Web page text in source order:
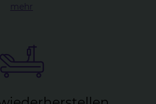
mehr